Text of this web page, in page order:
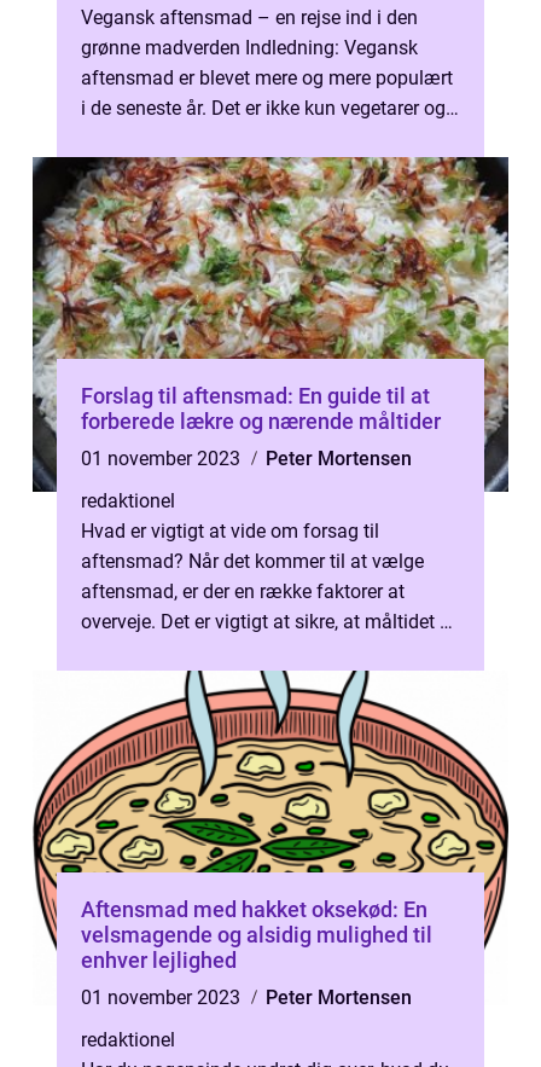
Vegansk aftensmad – en rejse ind i den
grønne madverden Indledning: Vegansk
aftensmad er blevet mere og mere populært
i de seneste år. Det er ikke kun vegetarer og
Forslag til aftensmad: En guide til at
forberede lækre og nærende måltider
01 november 2023
Peter Mortensen
redaktionel
Hvad er vigtigt at vide om forsag til
aftensmad? Når det kommer til at vælge
aftensmad, er der en række faktorer at
overveje. Det er vigtigt at sikre, at måltidet er
Aftensmad med hakket oksekød: En
velsmagende og alsidig mulighed til
enhver lejlighed
01 november 2023
Peter Mortensen
redaktionel